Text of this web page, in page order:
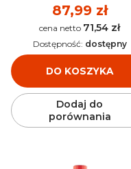
Cena
87,99 zł
Cena 71,54 zł
DO KOSZYKA
Dostępność: dostępny
Dodaj do
porównania